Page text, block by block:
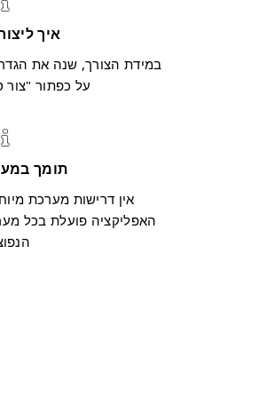
איך
במידת הצורך, שנה את
על כפתור
תומך
אין דרישות מערכת
האפליקציה פועלת בכל